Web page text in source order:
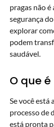
pragas não é
segurança
explorar
podem
saudável.
O que
Se você está
processo de
está pronta